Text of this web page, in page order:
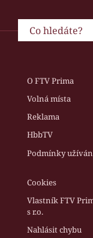
O FTV Prima
Volná místa
Reklama
HbbTV
Podmínky
Cookies
Vlastník FTV
s r.o.
Nahlásit chybu